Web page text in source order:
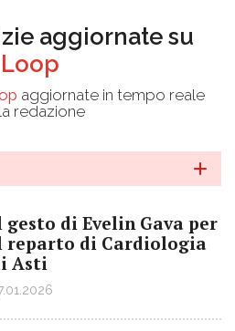
aggiornate su
Loop
aggiornate in tempo reale
redazione
gesto di Evelin Gava per
reparto di Cardiologia
Asti